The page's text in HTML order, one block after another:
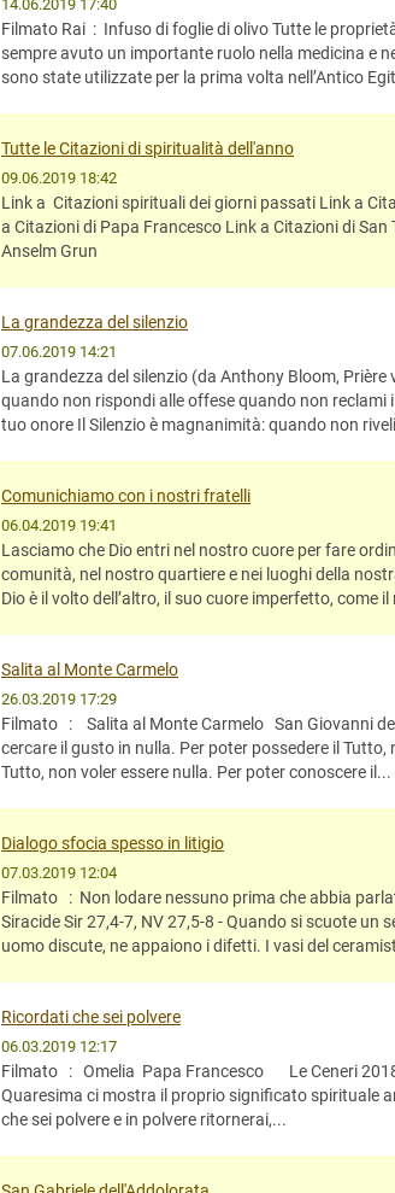
14.06.2019 17:40
Filmato Rai : Infuso di foglie di olivo Tutte le
sempre avuto un importante ruolo nella medicina e
sono state utilizzate per la prima volta nell’Antico
Tutte le Citazioni di spiritualità dell'anno
09.06.2019 18:42
Link a Citazioni spirituali dei giorni passati Link a
a Citazioni di Papa Francesco Link a Citazioni di
Anselm Grun
La grandezza del silenzio
07.06.2019 14:21
La grandezza del silenzio (da Anthony Bloom, Prière
quando non rispondi alle offese quando non reclami
tuo onore Il Silenzio è magnanimità: quando non
Comunichiamo con i nostri fratelli
06.04.2019 19:41
Lasciamo che Dio entri nel nostro cuore per fare
comunità, nel nostro quartiere e nei luoghi della
Dio è il volto dell’altro, il suo cuore imperfetto, come
Salita al Monte Carmelo
26.03.2019 17:29
Filmato : Salita al Monte Carmelo San Giovanni
cercare il gusto in nulla. Per poter possedere il
Tutto, non voler essere nulla. Per poter conoscere il...
Dialogo sfocia spesso in litigio
07.03.2019 12:04
Filmato : Non lodare nessuno prima che abbia
Siracide Sir 27,4-7, NV 27,5-8 - Quando si scuote un
uomo discute, ne appaiono i difetti. I vasi del
Ricordati che sei polvere
06.03.2019 12:17
Filmato : Omelia Papa Francesco Le Ceneri 2018
Quaresima ci mostra il proprio significato spirituale
che sei polvere e in polvere ritornerai,...